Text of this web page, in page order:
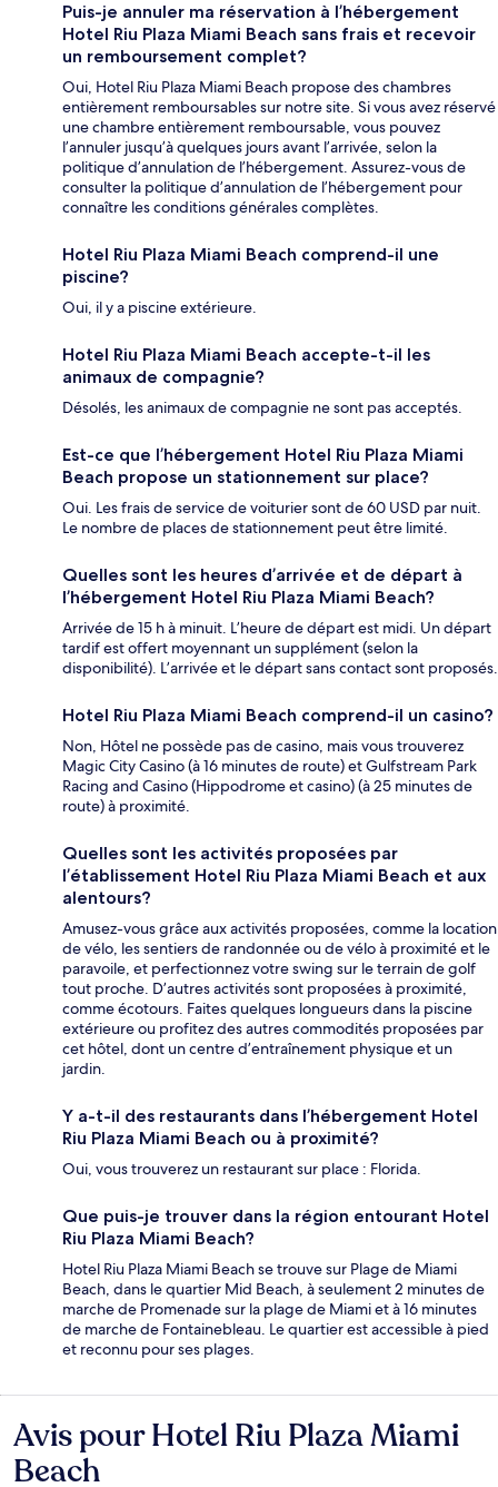
Puis-je annuler ma réservation à l’hébergement
Hotel Riu Plaza Miami Beach sans frais et recevoir
un remboursement complet?
Oui, Hotel Riu Plaza Miami Beach propose des chambres
entièrement remboursables sur notre site. Si vous avez réservé
une chambre entièrement remboursable, vous pouvez
l’annuler jusqu’à quelques jours avant l’arrivée, selon la
politique d’annulation de l’hébergement. Assurez-vous de
consulter la politique d’annulation de l’hébergement pour
connaître les conditions générales complètes.
Hotel Riu Plaza Miami Beach comprend-il une
piscine?
Oui, il y a piscine extérieure.
Hotel Riu Plaza Miami Beach accepte-t-il les
animaux de compagnie?
Désolés, les animaux de compagnie ne sont pas acceptés.
Est-ce que l’hébergement Hotel Riu Plaza Miami
Beach propose un stationnement sur place?
Oui. Les frais de service de voiturier sont de 60 USD par nuit.
Le nombre de places de stationnement peut être limité.
Quelles sont les heures d’arrivée et de départ à
l’hébergement Hotel Riu Plaza Miami Beach?
Arrivée de 15 h à minuit. L’heure de départ est midi. Un départ
tardif est offert moyennant un supplément (selon la
disponibilité). L’arrivée et le départ sans contact sont proposés.
Hotel Riu Plaza Miami Beach comprend-il un casino?
Non, Hôtel ne possède pas de casino, mais vous trouverez
Magic City Casino (à 16 minutes de route) et Gulfstream Park
Racing and Casino (Hippodrome et casino) (à 25 minutes de
route) à proximité.
Quelles sont les activités proposées par
l’établissement Hotel Riu Plaza Miami Beach et aux
alentours?
Amusez-vous grâce aux activités proposées, comme la location
de vélo, les sentiers de randonnée ou de vélo à proximité et le
paravoile, et perfectionnez votre swing sur le terrain de golf
tout proche. D’autres activités sont proposées à proximité,
comme écotours. Faites quelques longueurs dans la piscine
extérieure ou profitez des autres commodités proposées par
cet hôtel, dont un centre d’entraînement physique et un
jardin.
Y a-t-il des restaurants dans l’hébergement Hotel
Riu Plaza Miami Beach ou à proximité?
Oui, vous trouverez un restaurant sur place : Florida.
Que puis-je trouver dans la région entourant Hotel
Riu Plaza Miami Beach?
Hotel Riu Plaza Miami Beach se trouve sur Plage de Miami
Beach, dans le quartier Mid Beach, à seulement 2 minutes de
marche de Promenade sur la plage de Miami et à 16 minutes
de marche de Fontainebleau. Le quartier est accessible à pied
et reconnu pour ses plages.
Avis
Avis pour Hotel Riu Plaza Miami
Beach